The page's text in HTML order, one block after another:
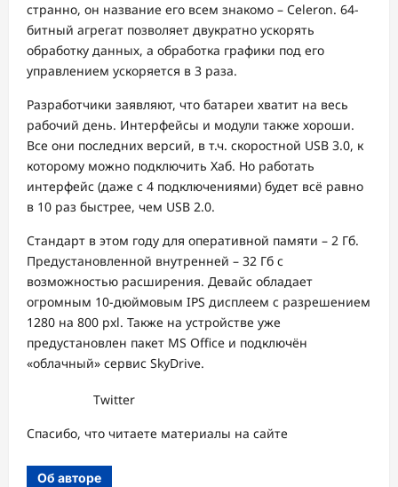
странно, он название его всем знакомо – Celeron. 64-
битный агрегат позволяет двукратно ускорять
обработку данных, а обработка графики под его
управлением ускоряется в 3 раза.
Разработчики заявляют, что батареи хватит на весь
рабочий день. Интерфейсы и модули также хороши.
Все они последних версий, в т.ч. скоростной USB 3.0, к
которому можно подключить Хаб. Но работать
интерфейс (даже с 4 подключениями) будет всё равно
в 10 раз быстрее, чем USB 2.0.
Стандарт в этом году для оперативной памяти – 2 Гб.
Предустановленной внутренней – 32 Гб с
возможностью расширения. Девайс обладает
огромным 10-дюймовым IPS дисплеем с разрешением
1280 на 800 pxl. Также на устройстве уже
предустановлен пакет MS Office и подключён
«облачный» сервис SkyDrive.
Twitter
Спасибо, что читаете материалы на сайте
Об авторе